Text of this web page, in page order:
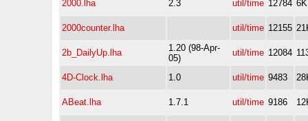
2000.lha 2.3 util/time 12784 6K
2000counter.lha util/time 12155
2b_DailyUp.lha
1.20 (98-Apr-
05)
util/time 12084
4D-Clock.lha 1.0 util/time 9483
ABeat.lha 1.7.1 util/time 9186